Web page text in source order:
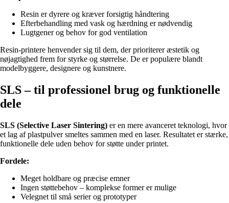
Resin er dyrere og kræver forsigtig håndtering
Efterbehandling med vask og hærdning er nødvendig
Lugtgener og behov for god ventilation
Resin-printere henvender sig til dem, der prioriterer æstetik og
nøjagtighed frem for styrke og størrelse. De er populære blandt
modelbyggere, designere og kunstnere.
SLS – til professionel brug og funktionelle
dele
SLS (Selective Laser Sintering) er en mere avanceret teknologi, hvor
et lag af plastpulver smeltes sammen med en laser. Resultatet er stærke,
funktionelle dele uden behov for støtte under printet.
Fordele:
Meget holdbare og præcise emner
Ingen støttebehov – komplekse former er mulige
Velegnet til små serier og prototyper